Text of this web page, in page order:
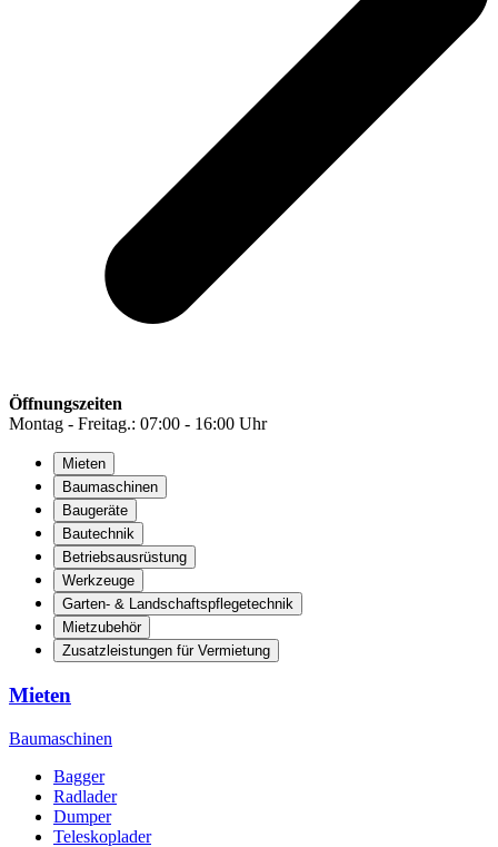
Öffnungszeiten
Montag - Freitag.: 07:00 - 16:00 Uhr
Mieten
Baumaschinen
Baugeräte
Bautechnik
Betriebsausrüstung
Werkzeuge
Garten- & Landschaftspflegetechnik
Mietzubehör
Zusatzleistungen für Vermietung
Mieten
Baumaschinen
Bagger
Radlader
Dumper
Teleskoplader